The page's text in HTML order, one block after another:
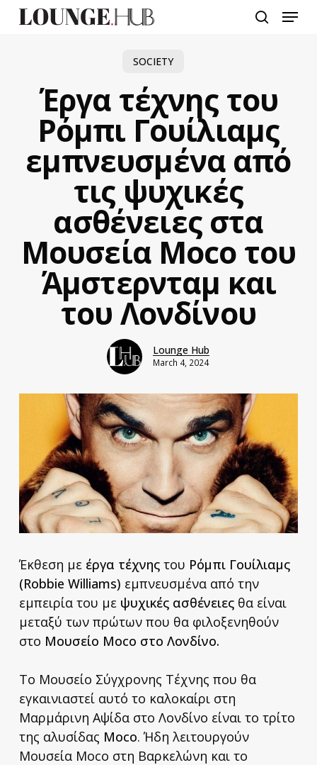
Menu
SOCIETY
Έργα τέχνης του
Ρόμπι Γουίλιαμς
εμπνευσμένα από
τις ψυχικές
ασθένειες στα
Μουσεία Moco του
Άμστερνταμ και
του Λονδίνου
Lounge Hub
March 4, 2024
Έκθεση με έργα τέχνηςτου Ρόμπι Γουίλιαμς
(Robbie Williams) εμπνευσμένα από την
εμπειρία του μεψυχικές ασθένειεςθα είναι
μεταξύ των πρώτων που θα φιλοξενηθούν
στο Μουσείο Moco στο Λονδίνο.
Το Μουσείο Σύγχρονης Τέχνης που θα
εγκαινιαστεί αυτό το καλοκαίρι στη
Μαρμάρινη Αψίδα στο Λονδίνο είναι το τρίτο
της αλυσίδας Moco. Ήδη λειτουργούν
Μουσεία Moco στη Βαρκελώνη και το